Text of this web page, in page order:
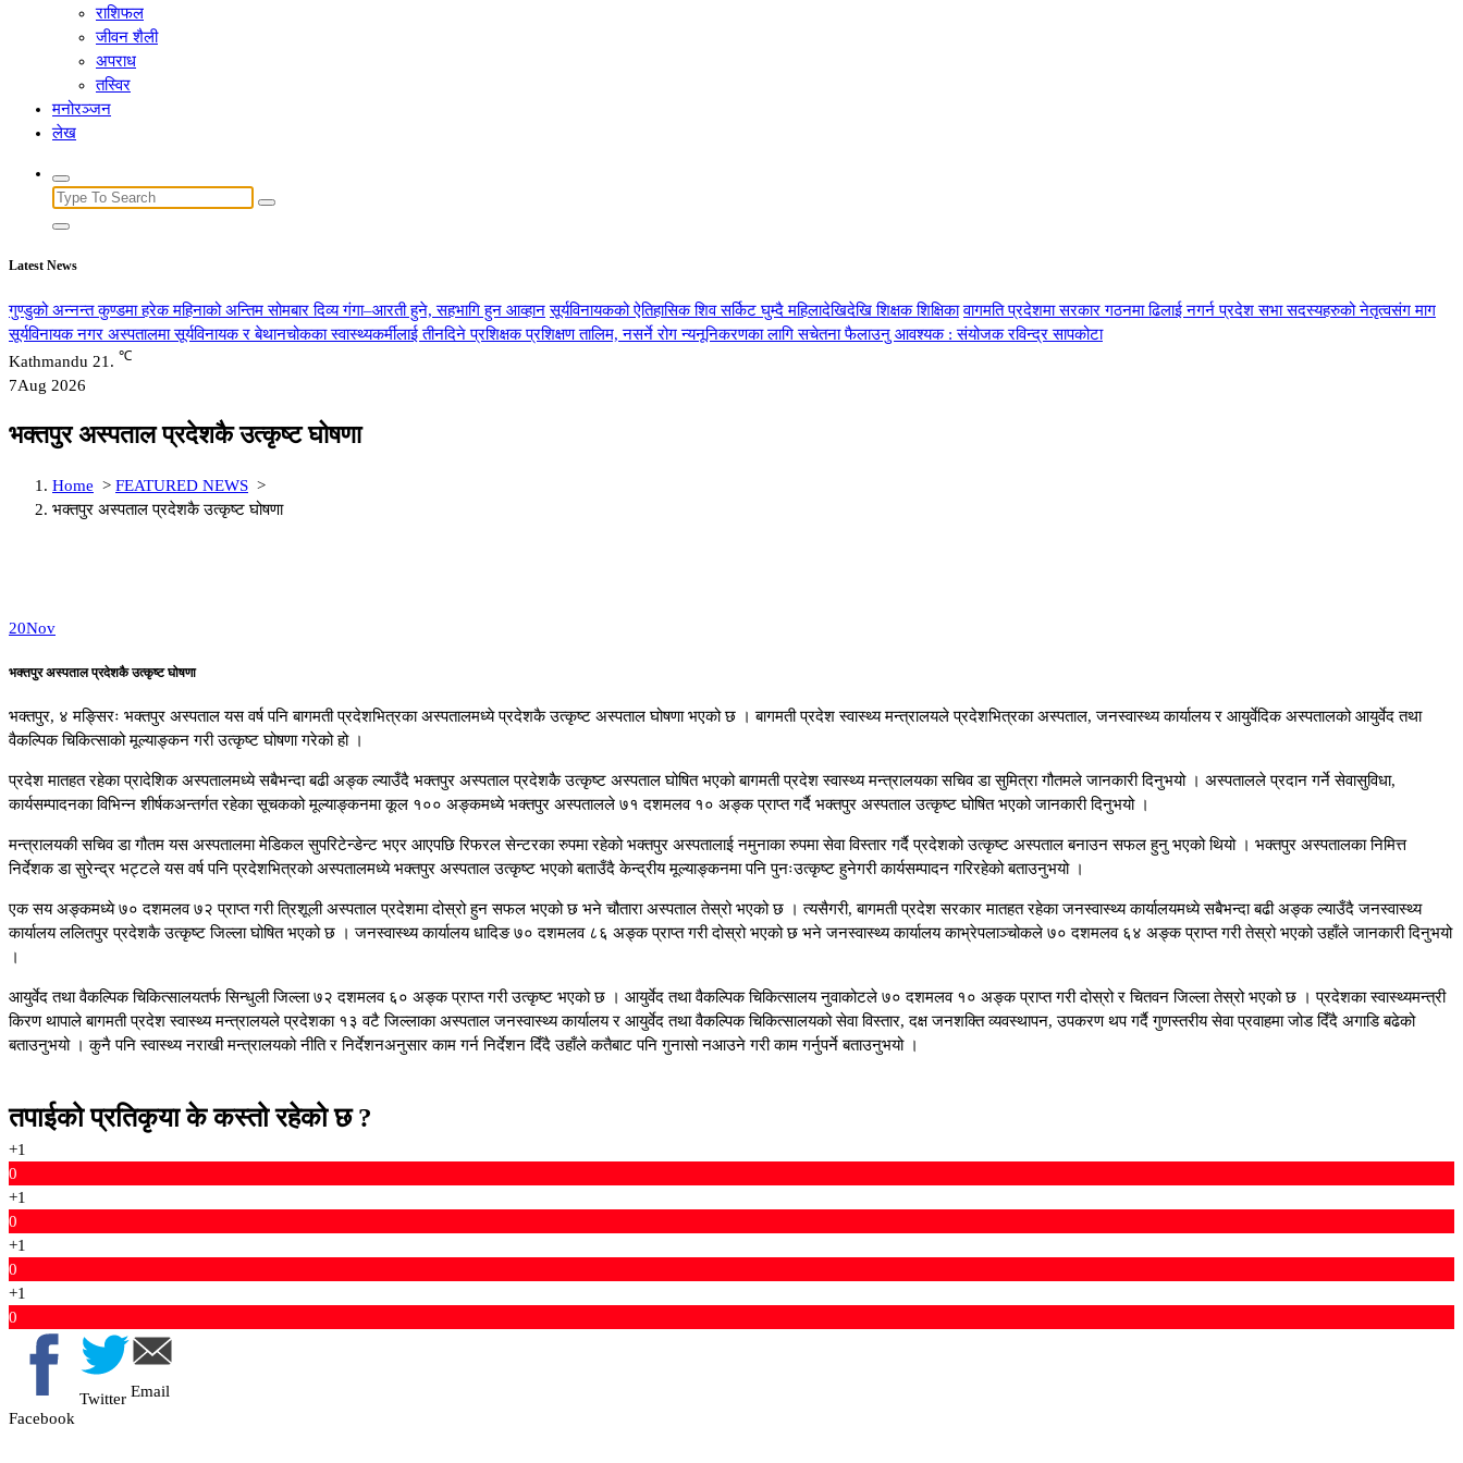
राशिफल
जीवन शैली
अपराध
तस्विर
मनोरञ्जन
लेख
Search
for:
Latest News
गुण्डुको अन्नन्त कुण्डमा हरेक महिनाको अन्तिम सोमबार दिव्य गंगा–आरती हुने, सहभागि हुन आव्हान सूर्यविनायकको ऐतिहासिक शिव सर्किट घुम्दै महिलादेखिदेखि शिक्षक शिक्षिका वागमति प्रदेशमा सरकार गठनमा ढिलाई नगर्न प्रदेश सभा सदस्यहरुको नेतृत्वसंग माग
सूर्यविनायक नगर अस्पतालमा सूर्यविनायक र बेथानचोकका स्वास्थ्यकर्मीलाई तीनदिने प्रशिक्षक प्रशिक्षण तालिम, नसर्ने रोग न्यनूनिकरणका लागि सचेतना फैलाउनु आवश्यक : संयोजक रविन्द्र सापकोटा
Kathmandu 21. ℃
7Aug 2026
भक्तपुर अस्पताल प्रदेशकै उत्कृष्ट घोषणा
Home > FEATURED NEWS >
भक्तपुर अस्पताल प्रदेशकै उत्कृष्ट घोषणा
20Nov
भक्तपुर अस्पताल प्रदेशकै उत्कृष्ट घोषणा
भक्तपुर, ४ मङ्सिरः भक्तपुर अस्पताल यस वर्ष पनि बागमती प्रदेशभित्रका अस्पतालमध्ये प्रदेशकै उत्कृष्ट अस्पताल घोषणा भएको छ । बागमती प्रदेश स्वास्थ्य मन्त्रालयले प्रदेशभित्रका अस्पताल, जनस्वास्थ्य कार्यालय र आयुर्वेदिक अस्पतालको आयुर्वेद तथा
वैकल्पिक चिकित्साको मूल्याङ्कन गरी उत्कृष्ट घोषणा गरेको हो ।
प्रदेश मातहत रहेका प्रादेशिक अस्पतालमध्ये सबैभन्दा बढी अङ्क ल्याउँदै भक्तपुर अस्पताल प्रदेशकै उत्कृष्ट अस्पताल घोषित भएको बागमती प्रदेश स्वास्थ्य मन्त्रालयका सचिव डा सुमित्रा गौतमले जानकारी दिनुभयो । अस्पतालले प्रदान गर्ने सेवासुविधा,
कार्यसम्पादनका विभिन्न शीर्षकअन्तर्गत रहेका सूचकको मूल्याङ्कनमा कूल १०० अङ्कमध्ये भक्तपुर अस्पतालले ७१ दशमलव १० अङ्क प्राप्त गर्दै भक्तपुर अस्पताल उत्कृष्ट घोषित भएको जानकारी दिनुभयो ।
मन्त्रालयकी सचिव डा गौतम यस अस्पतालमा मेडिकल सुपरिटेन्डेन्ट भएर आएपछि रिफरल सेन्टरका रुपमा रहेको भक्तपुर अस्पतालाई नमुनाका रुपमा सेवा विस्तार गर्दै प्रदेशको उत्कृष्ट अस्पताल बनाउन सफल हुनु भएको थियो । भक्तपुर अस्पतालका निमित्त
निर्देशक डा सुरेन्द्र भट्टले यस वर्ष पनि प्रदेशभित्रको अस्पतालमध्ये भक्तपुर अस्पताल उत्कृष्ट भएको बताउँदै केन्द्रीय मूल्याङ्कनमा पनि पुनःउत्कृष्ट हुनेगरी कार्यसम्पादन गरिरहेको बताउनुभयो ।
एक सय अङ्कमध्ये ७० दशमलव ७२ प्राप्त गरी त्रिशूली अस्पताल प्रदेशमा दोस्रो हुन सफल भएको छ भने चौतारा अस्पताल तेस्रो भएको छ । त्यसैगरी, बागमती प्रदेश सरकार मातहत रहेका जनस्वास्थ्य कार्यालयमध्ये सबैभन्दा बढी अङ्क ल्याउँदै जनस्वास्थ्य
कार्यालय ललितपुर प्रदेशकै उत्कृष्ट जिल्ला घोषित भएको छ । जनस्वास्थ्य कार्यालय धादिङ ७० दशमलव ८६ अङ्क प्राप्त गरी दोस्रो भएको छ भने जनस्वास्थ्य कार्यालय काभ्रेपलाञ्चोकले ७० दशमलव ६४ अङ्क प्राप्त गरी तेस्रो भएको उहाँले जानकारी दिनुभयो
।
आयुर्वेद तथा वैकल्पिक चिकित्सालयतर्फ सिन्धुली जिल्ला ७२ दशमलव ६० अङ्क प्राप्त गरी उत्कृष्ट भएको छ । आयुर्वेद तथा वैकल्पिक चिकित्सालय नुवाकोटले ७० दशमलव १० अङ्क प्राप्त गरी दोस्रो र चितवन जिल्ला तेस्रो भएको छ । प्रदेशका स्वास्थ्यमन्त्री
किरण थापाले बागमती प्रदेश स्वास्थ्य मन्त्रालयले प्रदेशका १३ वटै जिल्लाका अस्पताल जनस्वास्थ्य कार्यालय र आयुर्वेद तथा वैकल्पिक चिकित्सालयको सेवा विस्तार, दक्ष जनशक्ति व्यवस्थापन, उपकरण थप गर्दै गुणस्तरीय सेवा प्रवाहमा जोड दिँदै अगाडि बढेको
बताउनुभयो । कुनै पनि स्वास्थ्य नराखी मन्त्रालयको नीति र निर्देशनअनुसार काम गर्न निर्देशन दिँदै उहाँले कतैबाट पनि गुनासो नआउने गरी काम गर्नुपर्ने बताउनुभयो ।
तपाईको प्रतिकृया के कस्तो रहेको छ ?
+1
0
+1
0
+1
0
+1
0
Facebook
Twitter Email